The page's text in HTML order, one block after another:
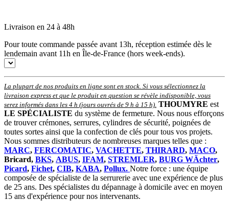
Livraison en 24 à 48h
Pour toute commande passée avant 13h, réception estimée dès le
lendemain avant 11h en Île-de-France (hors week-ends).
La plupart de nos produits en ligne sont en stock. Si vous sélectionnez la
livraison express et que le produit en question se révèle indisponible, vous
serez informés dans les 4 h (jours ouvrés de 9 h à 15 h) THOUMYRE est
LE SPÉCIALISTE du système de fermeture. Nous nous efforçons
de trouver crémones, serrures, cylindres de sécurité, poignées de
toutes sortes ainsi que la confection de clés pour tous vos projets.
Nous sommes distributeurs de nombreuses marques telles que :
MARC, FERCOMATIC, VACHETTE, THIRARD, MACO,
Bricard, BKS, ABUS, IFAM, STREMLER, BURG WÄchter,
Picard, Fichet, CIB, KABA, Pollux. Notre force : une équipe
composée de spécialiste de la serrurerie avec une expérience de plus
de 25 ans. Des spécialistes du dépannage à domicile avec en moyen
15 ans d'expérience pour nos intervenants.